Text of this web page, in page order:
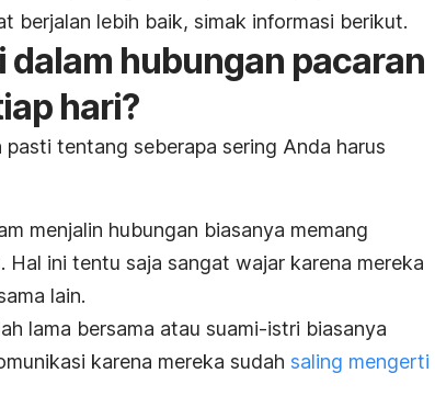
berjalan lebih baik, simak informasi berikut.
hubungan pacaran
hari?
tentang seberapa sering Anda harus
menjalin hubungan biasanya memang
Hal ini tentu saja sangat wajar karena mereka
lain.
lama bersama atau suami-istri biasanya
karena mereka sudah saling mengerti